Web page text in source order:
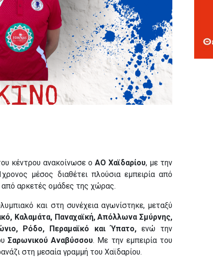
κέντρου ανακοίνωσε οΑΟ Χαϊδαρίου, με την
μέσος διαθέτει πλούσια εμπειρία από
από αρκετές ομάδες της χώρας.
και στη συνέχεια αγωνίστηκε, μεταξύ
Καλαμάτα, Παναχαϊκή, Απόλλωνα Σμύρνης,
Ρόδο, Περαμαϊκό και Ύπατο,ενώ την
Σαρωνικού Αναβύσσου. Με την εμπειρία του
στη μεσαία γραμμή του Χαϊδαρίου.